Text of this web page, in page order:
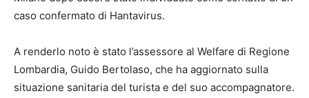
caso confermato di Hantavirus.
A renderlo noto è stato l’assessore al Welfare di Regione
Lombardia, Guido Bertolaso, che ha aggiornato sulla
situazione sanitaria del turista e del suo accompagnatore.